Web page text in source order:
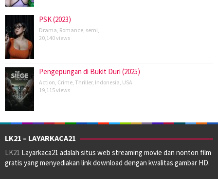
PSK (2023)
Drama Romance semi
20,140 views
Pengepungan di Bukit Duri (2025)
Action Crime Thriller, Indonesia USA
19,115 views
LK21 – LAYARKACA21
LK21 Layarkaca21 adalah situs web streaming movie dan nonton film
gratis yang menyediakan link download dengan kwalitas gambar HD.